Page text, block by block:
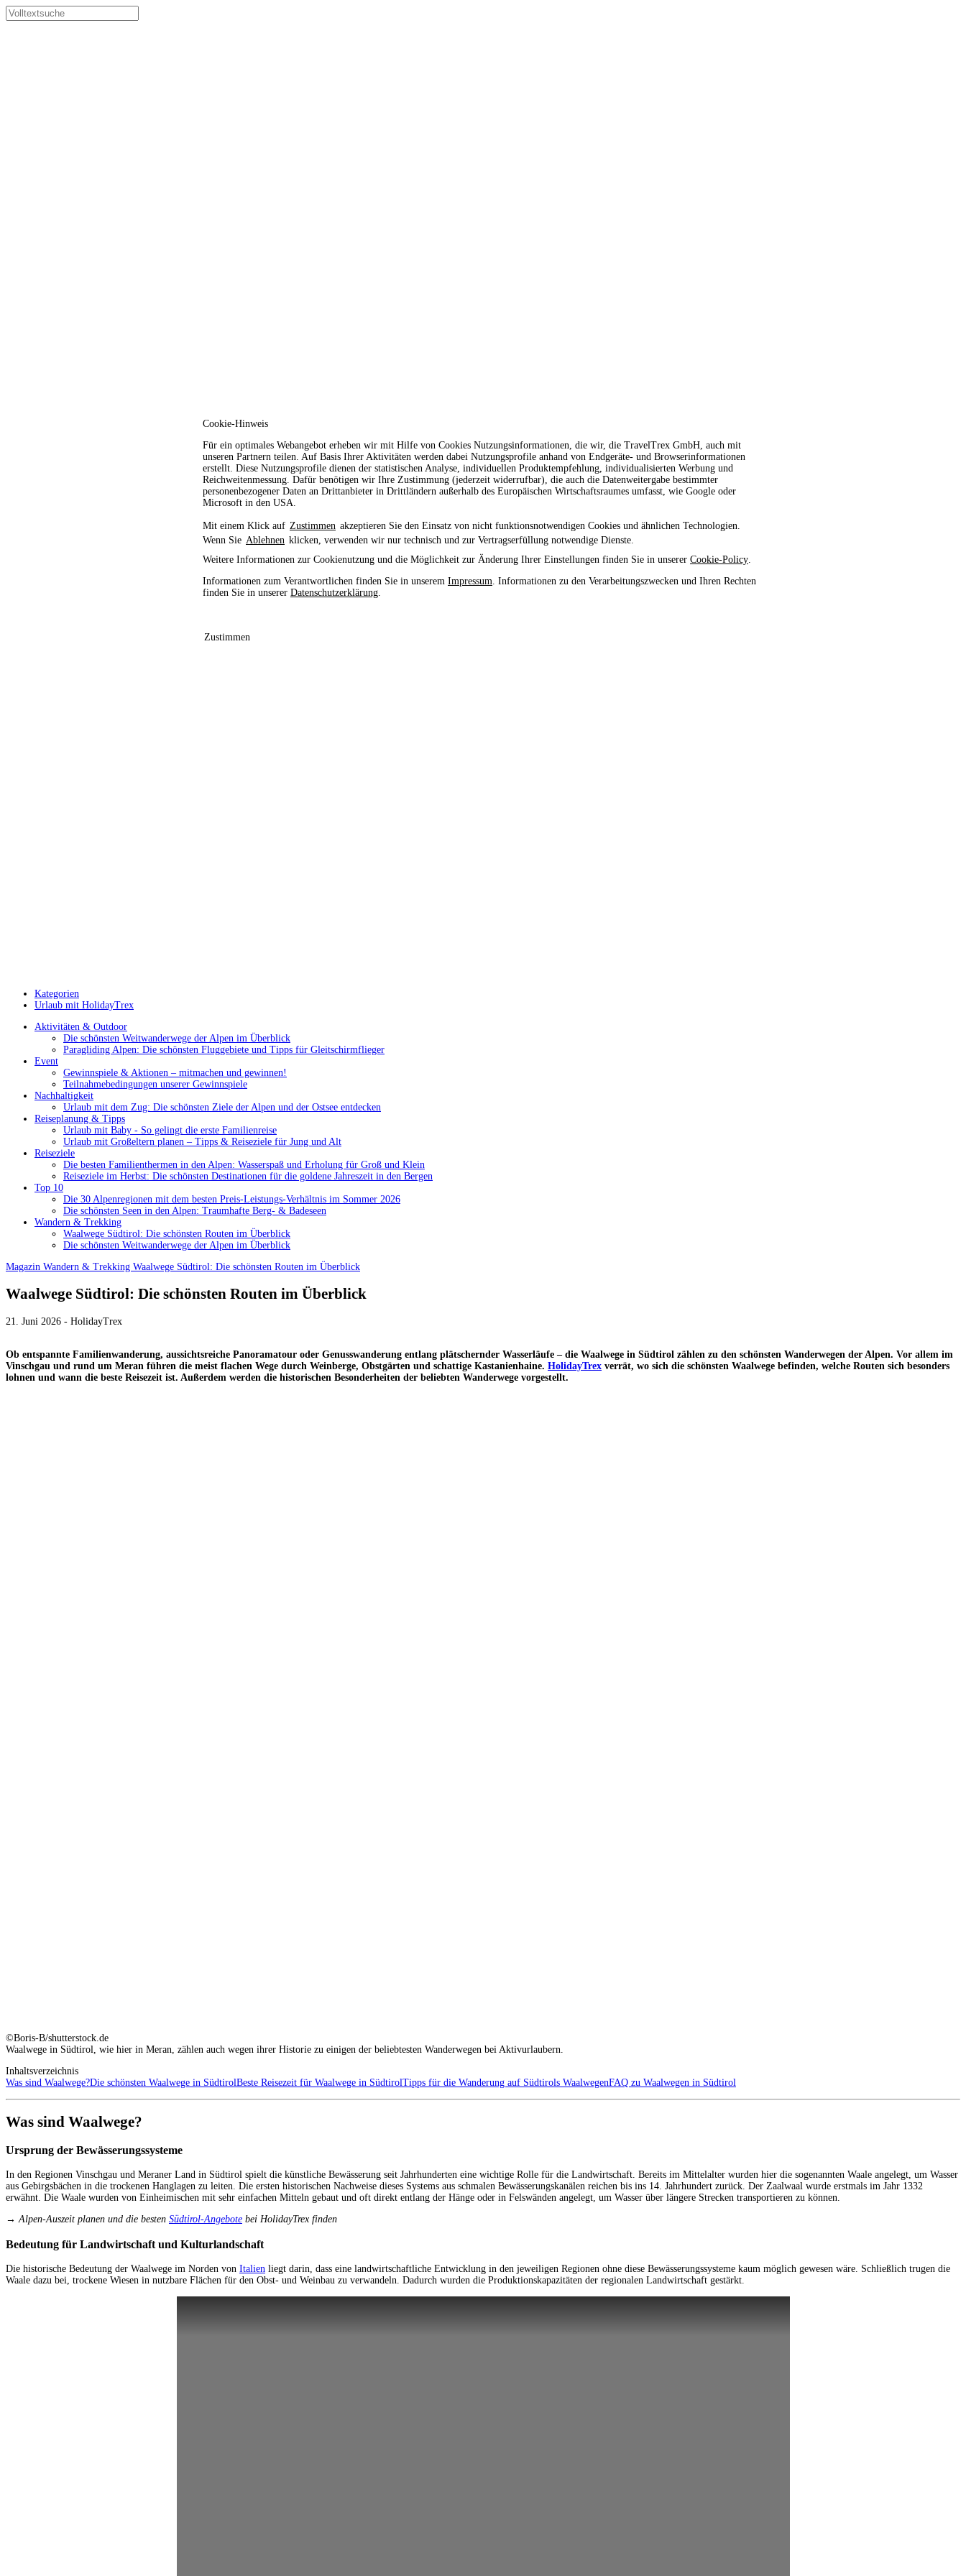
Cookie-Hinweis
Für ein optimales Webangebot erheben wir mit Hilfe von Cookies Nutzungsinformationen, die wir, die TravelTrex GmbH, auch mit
unseren Partnern teilen. Auf Basis Ihrer Aktivitäten werden dabei Nutzungsprofile anhand von Endgeräte- und Browserinformationen
erstellt. Diese Nutzungsprofile dienen der statistischen Analyse, individuellen Produktempfehlung, individualisierten Werbung und
Reichweitenmessung. Dafür benötigen wir Ihre Zustimmung (jederzeit widerrufbar), die auch die Datenweitergabe bestimmter
personenbezogener Daten an Drittanbieter in Drittländern außerhalb des Europäischen Wirtschaftsraumes umfasst, wie Google oder
Microsoft in den USA.
Mit einem Klick auf Zustimmen akzeptieren Sie den Einsatz von nicht funktionsnotwendigen Cookies und ähnlichen Technologien.
Wenn Sie Ablehnen klicken, verwenden wir nur technisch und zur Vertragserfüllung notwendige Dienste.
Weitere Informationen zur Cookienutzung und die Möglichkeit zur Änderung Ihrer Einstellungen finden Sie in unserer Cookie-Policy
Informationen zum Verantwortlichen finden Sie in unserem Impressum . Informationen zu den Verarbeitungszwecken und Ihren Rechten
finden Sie in unserer Datenschutzerklärung
Zustimmen
Kategorien
Urlaub mit HolidayTrex
Aktivitäten & Outdoor
Die schönsten Weitwanderwege der Alpen im Überblick
Paragliding Alpen: Die schönsten Fluggebiete und Tipps für Gleitschirmflieger
Event
Gewinnspiele & Aktionen – mitmachen und gewinnen!
Teilnahmebedingungen unserer Gewinnspiele
Nachhaltigkeit
Urlaub mit dem Zug: Die schönsten Ziele der Alpen und der Ostsee entdecken
Reiseplanung & Tipps
Urlaub mit Baby - So gelingt die erste Familienreise
Urlaub mit Großeltern planen – Tipps & Reiseziele für Jung und Alt
Reiseziele
Die besten Familienthermen in den Alpen: Wasserspaß und Erholung für Groß und Klein
Reiseziele im Herbst: Die schönsten Destinationen für die goldene Jahreszeit in den Bergen
Top 10
Die 30 Alpenregionen mit dem besten Preis-Leistungs-Verhältnis im Sommer 2026
Die schönsten Seen in den Alpen: Traumhafte Berg- & Badeseen
Wandern & Trekking
Waalwege Südtirol: Die schönsten Routen im Überblick
Die schönsten Weitwanderwege der Alpen im Überblick
Magazin Wandern & Trekking Waalwege Südtirol: Die schönsten Routen im Überblick
Waalwege Südtirol: Die schönsten Routen im Überblick
21. Juni 2026 - HolidayTrex
Ob entspannte Familienwanderung, aussichtsreiche Panoramatour oder Genusswanderung entlang plätschernder Wasserläufe – die Waalwege in Südtirol zählen zu den schönsten Wanderwegen der Alpen. Vor allem im
Vinschgau und rund um Meran führen die meist flachen Wege durch Weinberge, Obstgärten und schattige Kastanienhaine. HolidayTrex verrät, wo sich die schönsten Waalwege befinden, welche Routen sich besonders
lohnen und wann die beste Reisezeit ist. Außerdem werden die historischen Besonderheiten der beliebten Wanderwege vorgestellt.
©Boris-B/shutterstock.de
Waalwege in Südtirol, wie hier in Meran, zählen auch wegen ihrer Historie zu einigen der beliebtesten Wanderwegen bei Aktivurlaubern.
Inhaltsverzeichnis
Was sind Waalwege?Die schönsten Waalwege in SüdtirolBeste Reisezeit für Waalwege in SüdtirolTipps für die Wanderung auf Südtirols WaalwegenFAQ zu Waalwegen in Südtirol
Was sind Waalwege?
Ursprung der Bewässerungssysteme
In den Regionen Vinschgau und Meraner Land in Südtirol spielt die künstliche Bewässerung seit Jahrhunderten eine wichtige Rolle für die Landwirtschaft. Bereits im Mittelalter wurden hier die sogenannten Waale angelegt, um Wasser
aus Gebirgsbächen in die trockenen Hanglagen zu leiten. Die ersten historischen Nachweise dieses Systems aus schmalen Bewässerungskanälen reichen bis ins 14. Jahrhundert zurück. Der Zaalwaal wurde erstmals im Jahr 1332
erwähnt. Die Waale wurden von Einheimischen mit sehr einfachen Mitteln gebaut und oft direkt entlang der Hänge oder in Felswänden angelegt, um Wasser über längere Strecken transportieren zu können.
→ Alpen-Auszeit planen und die besten Südtirol-Angebote bei HolidayTrex finden
Bedeutung für Landwirtschaft und Kulturlandschaft
Die historische Bedeutung der Waalwege im Norden von Italien liegt darin, dass eine landwirtschaftliche Entwicklung in den jeweiligen Regionen ohne diese Bewässerungssysteme kaum möglich gewesen wäre. Schließlich trugen die
Waale dazu bei, trockene Wiesen in nutzbare Flächen für den Obst- und Weinbau zu verwandeln. Dadurch wurden die Produktionskapazitäten der regionalen Landwirtschaft gestärkt.